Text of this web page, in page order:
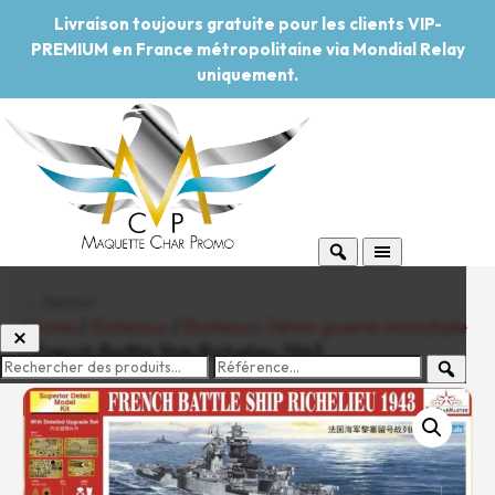
Livraison toujours gratuite pour les clients VIP-
PREMIUM en France métropolitaine via Mondial Relay
uniquement.
-20%Pouvoir d'achat
Home
Bateaux 2ème guerre mondiale
/ French Battle Ship Richelieu 1943